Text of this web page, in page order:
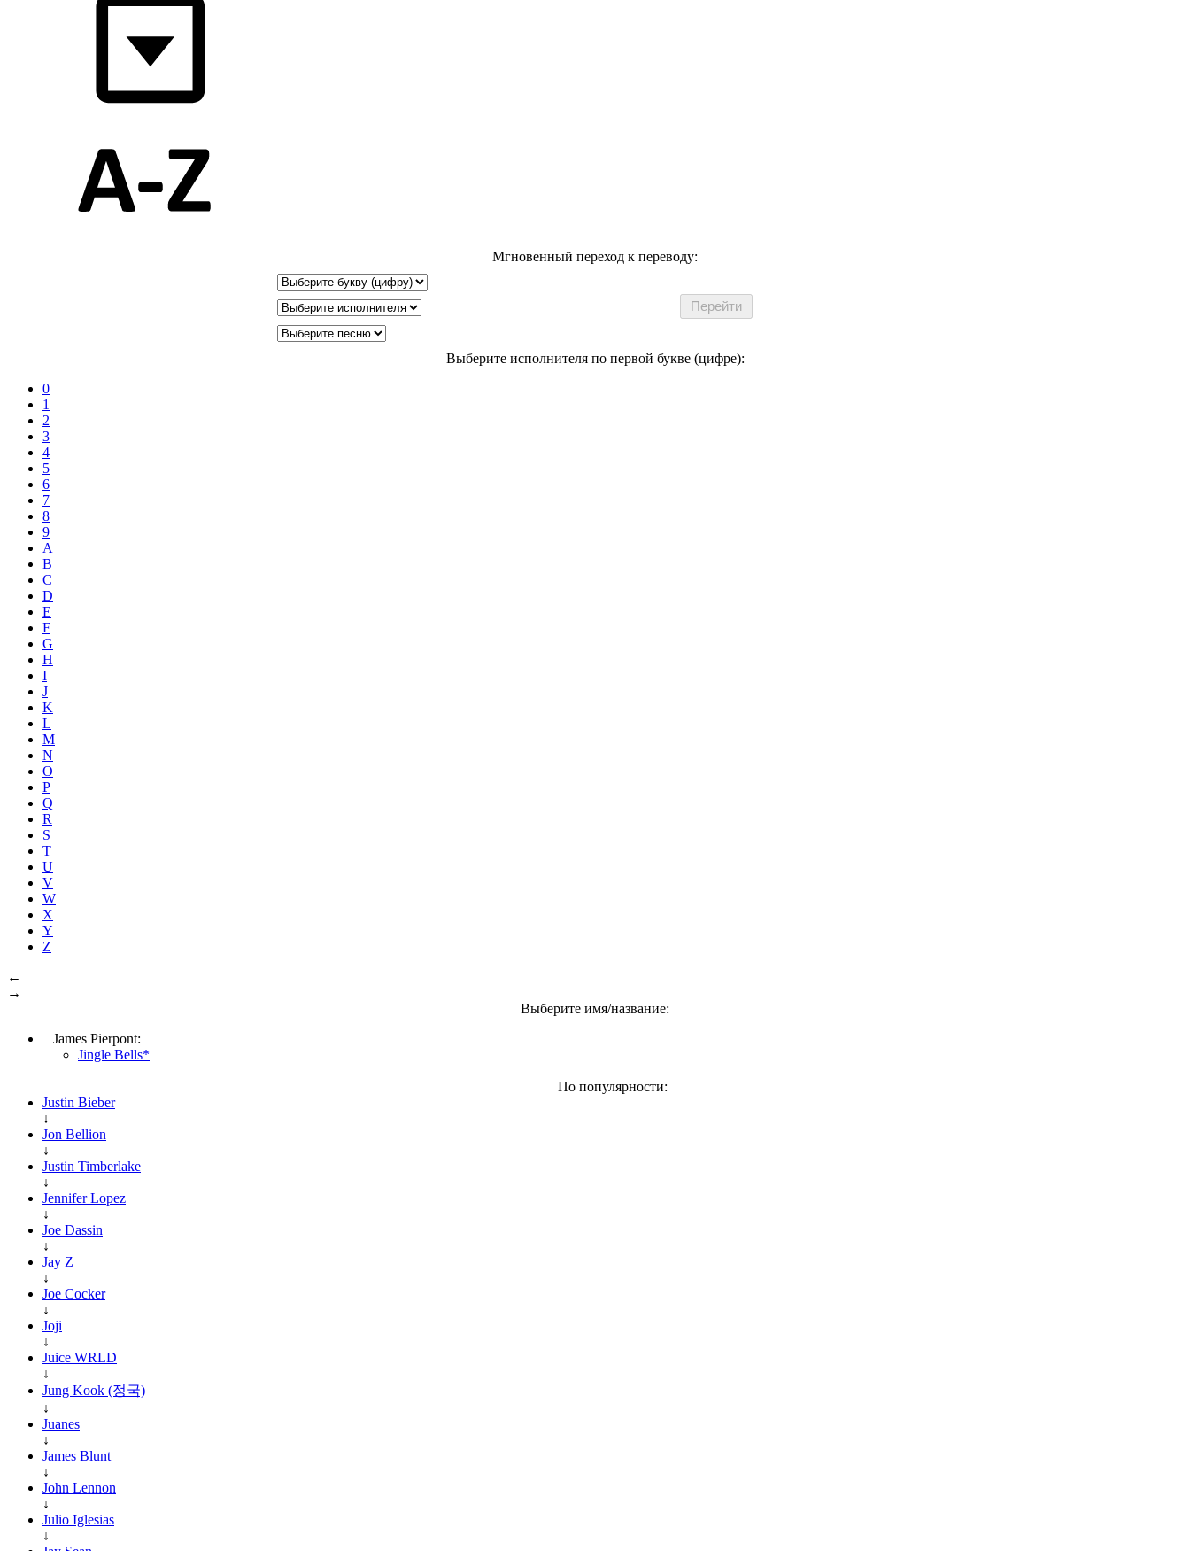
Мгновенный переход к переводу:
Выберите исполнителя по первой букве (цифре):
0
1
2
3
4
5
6
7
8
9
A
B
C
D
E
F
G
H
I
J
K
L
M
N
O
P
Q
R
S
T
U
V
W
X
Y
Z
←
→
Выберите имя/название:
James Pierpont:
Jingle Bells*
По популярности:
Justin Bieber
↓
Jon Bellion
↓
Justin Timberlake
↓
Jennifer Lopez
↓
Joe Dassin
↓
Jay Z
↓
Joe Cocker
↓
Joji
↓
Juice WRLD
↓
Jung Kook (정국)
↓
Juanes
↓
James Blunt
↓
John Lennon
↓
Julio Iglesias
↓